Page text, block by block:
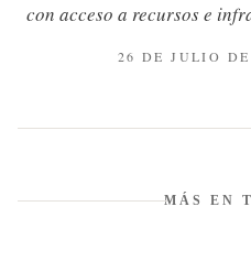
con acceso a recursos e
26 DE JULIO
MÁS EN